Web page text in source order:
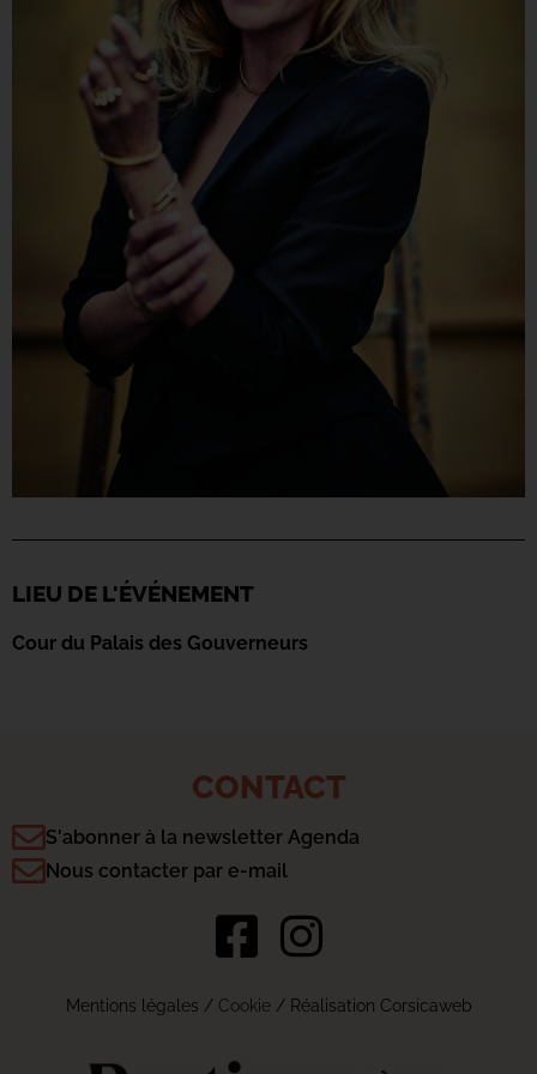
LIEU DE L'ÉVÉNEMENT
Cour du Palais des Gouverneurs
CONTACT
S'abonner à la newsletter Agenda
Nous contacter par e-mail
Mentions légales / Cookie/ Réalisation Corsicaweb